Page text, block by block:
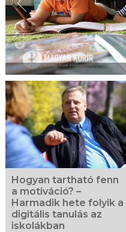
Hogyan tartható fenn
a motiváció? –
Harmadik hete folyik a
digitális tanulás az
iskolákban